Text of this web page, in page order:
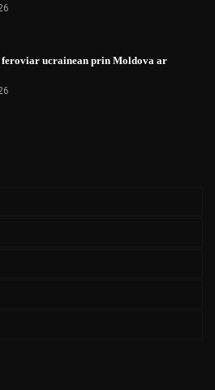
ucrainean prin Moldova ar